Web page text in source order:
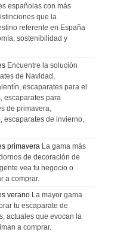
españolas con más
que la
referente en España
sostenibilidad y
Encuentre la solución
de Navidad,
escaparates para el
escaparates para
de primavera,
escaparates de invierno,
primavera La gama más
de decoración de
vea tu negocio o
a comprar.
verano La mayor gama
tu escaparate de
actuales que evocan la
a comprar.